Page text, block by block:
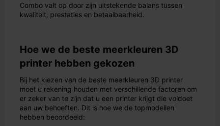
Combo valt op door zijn uitstekende balans tussen
kwaliteit, prestaties en betaalbaarheid.
Hoe we de beste meerkleuren 3D
printer hebben gekozen
Bij het kiezen van de beste meerkleuren 3D printer
moet u rekening houden met verschillende factoren om
er zeker van te zijn dat u een printer krijgt die voldoet
aan uw behoeften. Dit is hoe we de topmodellen
hebben beoordeeld: